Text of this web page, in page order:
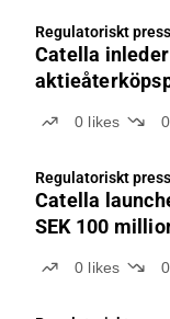
Regulatoriskt
Catella
0 likes 0
Regulatoriskt
Catella
SEK 100
0 likes 0